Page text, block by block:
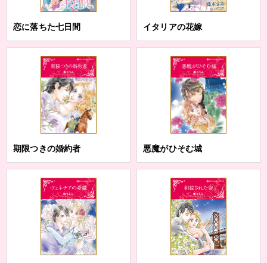
恋に落ちた七日間 イタリアの花嫁
期限つきの婚約者 悪魔がひそむ城